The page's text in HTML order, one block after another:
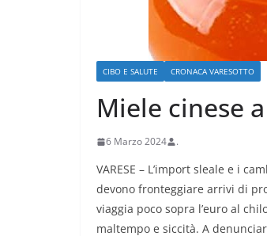
CIBO E SALUTE CRONACA VARESOTTO
Miele cinese
6 Marzo 2024 .
VARESE – L’import sleale e i
devono fronteggiare arrivi di
viaggia poco sopra l’euro al
maltempo e siccità. A
CRONACA
Più
e più
18 Luglio